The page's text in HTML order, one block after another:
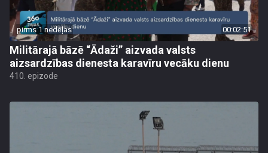
pirms 1 nedēļas 00:02:51
Militārajā bāzē “Ādaži” aizvada valsts
aizsardzības dienesta karavīru vecāku dienu
410. epizode